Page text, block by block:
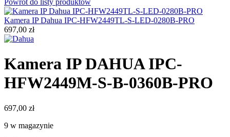
Powrót do listy produktów
Kamera IP Dahua IPC-HFW2449TL-S-LED-0280B-PRO
697,00 zł
Kamera IP DAHUA IPC-
HFW2449M-S-B-0360B-PRO
697,00 zł
9 w magazynie